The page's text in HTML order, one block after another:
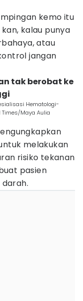
kemo itu
kalau punya
atau
jangan
tak berobat ke
Hematologi-
Times/Maya Aulia
melakukan
risiko tekanan
pasien